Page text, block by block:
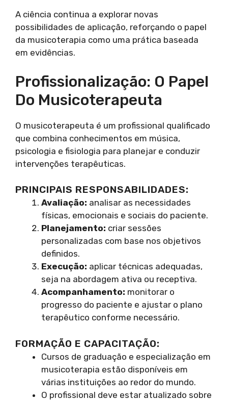
A ciência continua a explorar novas
possibilidades de aplicação, reforçando o papel
da musicoterapia como uma prática baseada
em evidências.
Profissionalização: O Papel
Do Musicoterapeuta
O musicoterapeuta é um profissional qualificado
que combina conhecimentos em música,
psicologia e fisiologia para planejar e conduzir
intervenções terapêuticas.
PRINCIPAIS RESPONSABILIDADES:
Avaliação: analisar as necessidades
físicas, emocionais e sociais do paciente.
Planejamento: criar sessões
personalizadas com base nos objetivos
definidos.
Execução: aplicar técnicas adequadas,
seja na abordagem ativa ou receptiva.
Acompanhamento: monitorar o
progresso do paciente e ajustar o plano
terapêutico conforme necessário.
FORMAÇÃO E CAPACITAÇÃO:
Cursos de graduação e especialização em
musicoterapia estão disponíveis em
várias instituições ao redor do mundo.
O profissional deve estar atualizado sobre